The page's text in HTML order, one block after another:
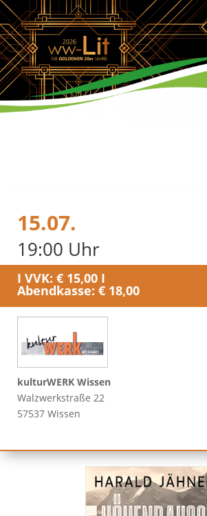
15.07.
19:00 Uhr
I VVK: € 15,00 I
Abendkasse: € 18,00
kulturWERK Wissen
Walzwerkstraße 22
57537 Wissen